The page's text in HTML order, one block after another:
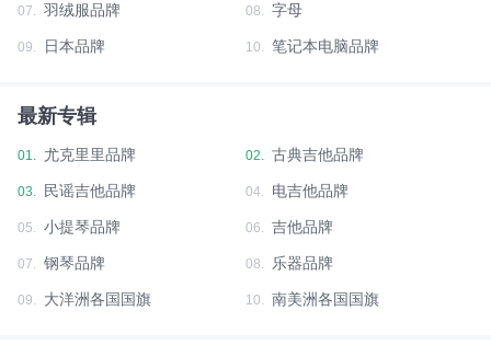
07. 羽绒服品牌 08. 字母
09. 日本品牌 10. 笔记本电脑品牌
最新专辑
01. 尤克里里品牌 02. 古典吉他品牌
03. 民谣吉他品牌 04. 电吉他品牌
05. 小提琴品牌 06. 吉他品牌
07. 钢琴品牌 08. 乐器品牌
09. 大洋洲各国国旗 10. 南美洲各国国旗